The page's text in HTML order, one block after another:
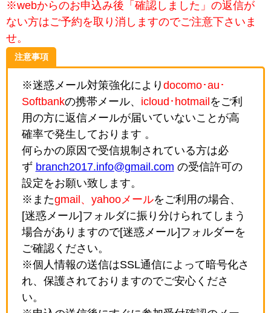
※webからのお申込み後「確認しました」の返信が
ない方はご予約を取り消しますのでご注意下さいま
せ。
注意事項
※迷惑メール対策強化により docomo･au･
Softbankの携帯メール、 icloud･hotmail をご利
用の方に返信メールが届いていないことが高
確率で発生しております 。
何らかの原因で受信規制されている方は必
ず branch2017.info@gmail.com の受信許可の
設定をお願い致します。
※またgmail、yahooメールをご利用の場合、
[迷惑メール]フォルダに振り分けられてしまう
場合がありますので[迷惑メール]フォルダーを
ご確認ください。
※個人情報の送信はSSL通信によって暗号化さ
れ、保護されておりますのでご安心くださ
い。